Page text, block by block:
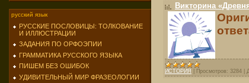
русский язык
РУССКИЕ ПОСЛОВИЦЫ: ТОЛКОВАНИЕ
И ИЛЛЮСТРАЦИИ
ЗАДАНИЯ ПО ОРФОЭПИИ
ГРАММАТИКА РУССКОГО ЯЗЫКА
ПИШЕМ БЕЗ ОШИБОК
УДИВИТЕЛЬНЫЙ МИР ФРАЗЕОЛОГИИ
Викторина
ИСТОРИЯ Просмотров: 3284